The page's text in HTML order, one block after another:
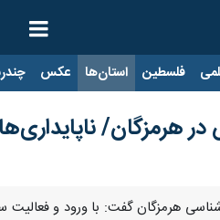
فلسطین استان‌ها عکس
هرمزگان گفت: با ورود و